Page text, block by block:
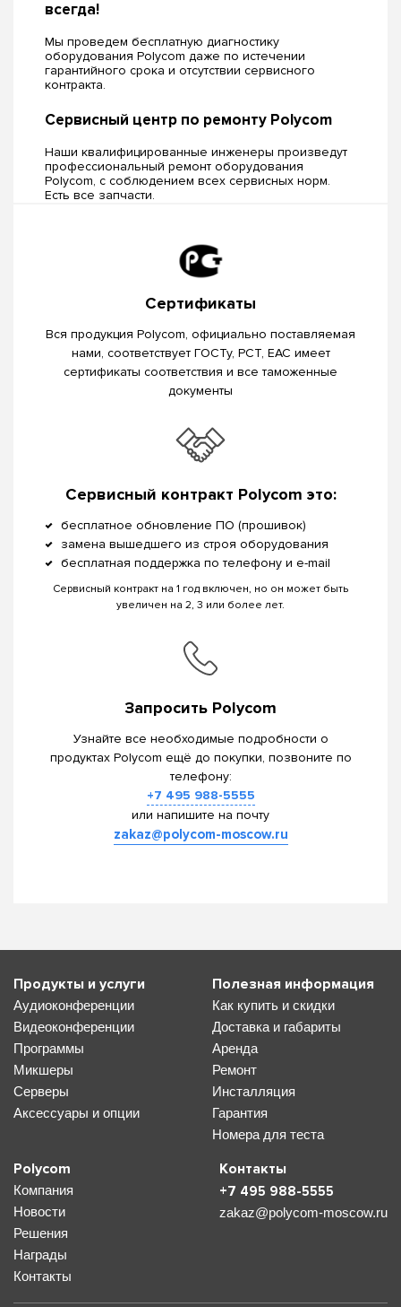
всегда!
Мы проведем бесплатную диагностику
оборудования Polycom даже по истечении
гарантийного срока и отсутствии сервисного
контракта.
Сервисный центр по ремонту Polycom
Наши квалифицированные инженеры произведут
профессиональный ремонт оборудования
Polycom, c соблюдением всех сервисных норм.
Есть все запчасти.
Сертификаты
Вся продукция Polycom, официально поставляемая
нами, соответствует ГОСТу, РСТ, EAC имеет
сертификаты соответствия и все таможенные
документы
Сервисный контракт Polycom это:
бесплатное обновление ПО (прошивок)
замена вышедшего из строя оборудования
бесплатная поддержка по телефону и e-mail
Сервисный контракт на 1 год включен, но он может быть
увеличен на 2, 3 или более лет.
Запросить Polycom
Узнайте все необходимые подробности о
продуктах Polycom ещё до покупки, позвоните по
телефону:
+7 495 988-5555
или напишите на почту
zakaz@polycom-moscow.ru
Продукты и услуги
Аудиоконференции
Видеоконференции
Программы
Микшеры
Серверы
Аксессуары и опции
Полезная информация
Как купить и скидки
Доставка и габариты
Аренда
Ремонт
Инсталляция
Гарантия
Номера для теста
Polycom
Компания
Новости
Решения
Награды
Контакты
Контакты
+7 495 988-5555
zakaz@polycom-moscow.ru